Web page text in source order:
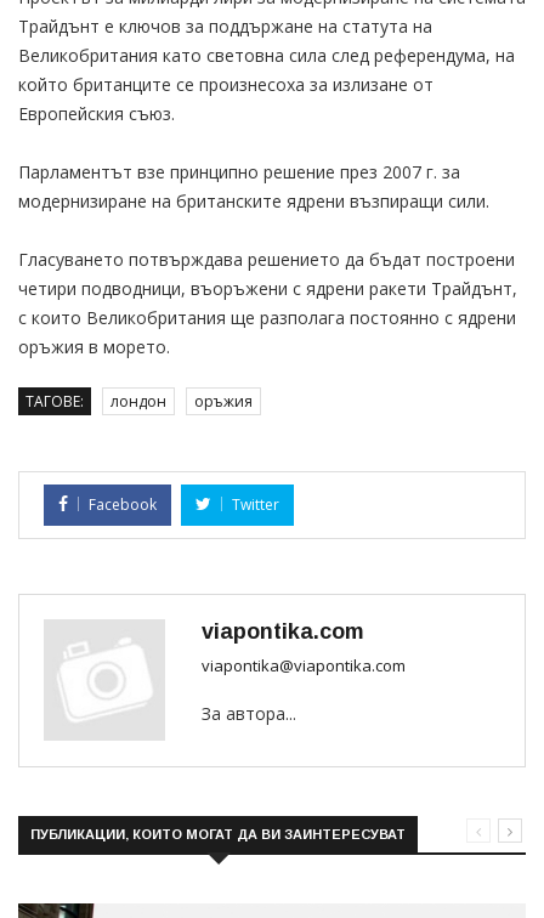
Трайдънт е ключов за поддържане на статута на
Великобритания като световна сила след референдума, на
който британците се произнесоха за излизане от
Европейския съюз.
Парламентът взе принципно решение през 2007 г. за
модернизиране на британските ядрени възпиращи сили.
Гласуването потвърждава решението да бъдат построени
четири подводници, въоръжени с ядрени ракети Трайдънт,
с които Великобритания ще разполага постоянно с ядрени
оръжия в морето.
ТАГОВЕ: лондон оръжия
Facebook Twitter
viapontika.com
viapontika@viapontika.com
За автора...
ПУБЛИКАЦИИ, КОИТО МОГАТ ДА ВИ ЗАИНТЕРЕСУВАТ